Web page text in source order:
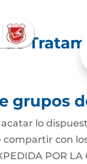
grupos
lo
con
POR LA